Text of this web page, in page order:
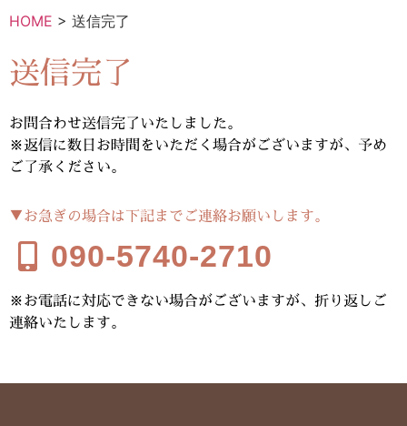
HOME > 送信完了
送信完了
お問合わせ送信完了いたしました。
※返信に数日お時間をいただく場合がございますが、予め
ご了承ください。
▼お急ぎの場合は下記までご連絡お願いします。
090-5740-2710
※お電話に対応できない場合がございますが、折り返しご
連絡いたします。